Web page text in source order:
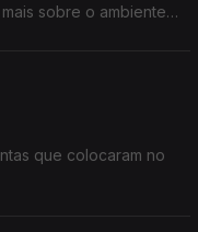
sobre o ambiente e
que colocaram no